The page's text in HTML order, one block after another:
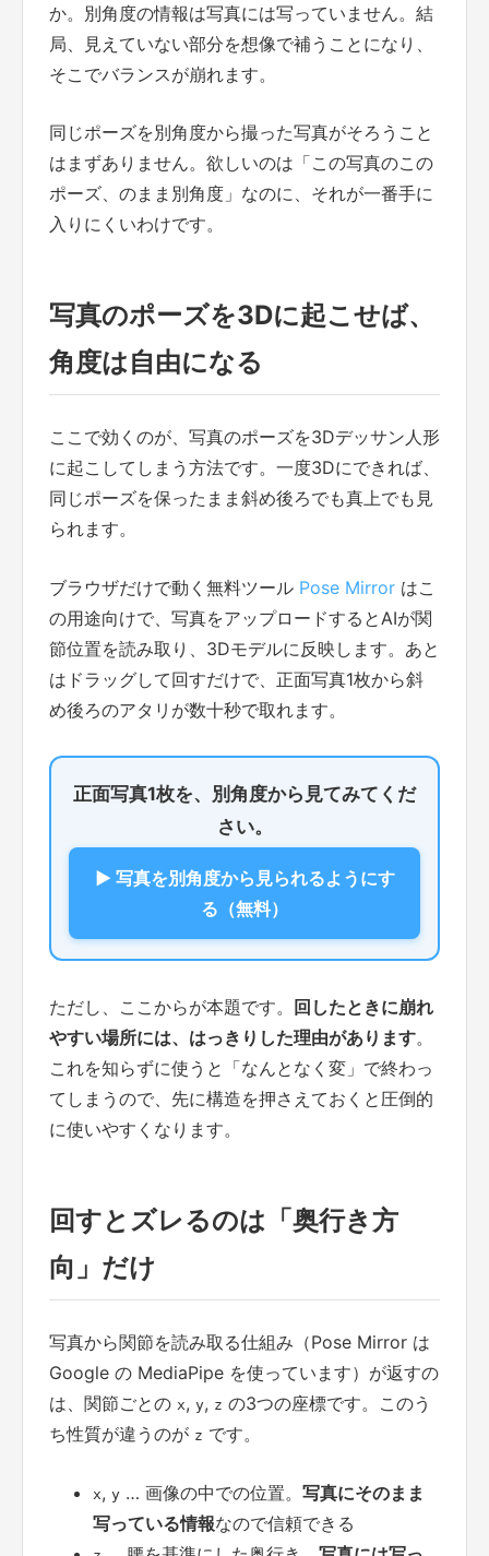
か。別角度の情報は写真には写っていません。結
局、見えていない部分を想像で補うことになり、
そこでバランスが崩れます。
同じポーズを別角度から撮った写真がそろうこと
はまずありません。欲しいのは「この写真のこの
ポーズ、のまま別角度」なのに、それが一番手に
入りにくいわけです。
写真のポーズを3Dに起こせば、
角度は自由になる
ここで効くのが、写真のポーズを3Dデッサン人形
に起こしてしまう方法です。一度3Dにできれば、
同じポーズを保ったまま斜め後ろでも真上でも見
られます。
ブラウザだけで動く無料ツール Pose Mirror はこ
の用途向けで、写真をアップロードするとAIが関
節位置を読み取り、3Dモデルに反映します。あと
はドラッグして回すだけで、正面写真1枚から斜
め後ろのアタリが数十秒で取れます。
正面写真1枚を、別角度から見てみてくだ
さい。
▶ 写真を別角度から見られるようにす
る（無料）
ただし、ここからが本題です。 回したときに崩れ
やすい場所には、はっきりした理由があります。
これを知らずに使うと「なんとなく変」で終わっ
てしまうので、先に構造を押さえておくと圧倒的
に使いやすくなります。
回すとズレるのは「奥行き方
向」だけ
写真から関節を読み取る仕組み（Pose Mirror は
Google の MediaPipe を使っています）が返すの
は、関節ごとの x, y, z の3つの座標です。このう
ち性質が違うのが z です。
x, y … 画像の中での位置。 写真にそのまま
写っている情報なので信頼できる